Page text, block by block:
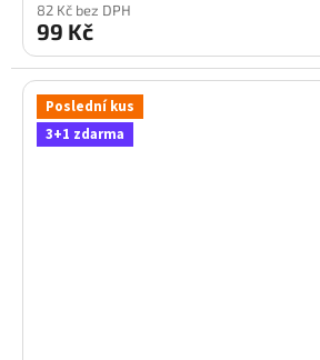
82 Kč bez DPH
99 Kč
Poslední kus
3+1 zdarma